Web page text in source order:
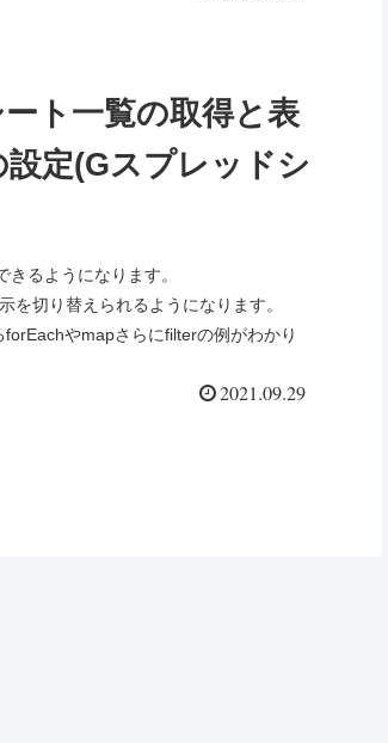
ート一覧の取得と表
定(Gスプレッドシ
きるようになります。
を切り替えられるようになります。
やmapさらにfilterの例がわかり
2021.09.29